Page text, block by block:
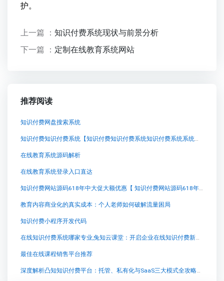
护。
上一篇 ： 知识付费系统现状与前景分析
下一篇 ： 定制在线教育系统网站
推荐阅读
知识付费网盘搜索系统
知识付费知识付费系统【知识付费知识付费系统知识付费系统系统怎么制作，知识付费系统搭建使用教程】
在线教育系统源码解析
在线教育系统登录入口直达
知识付费网站源码618年中大促大额优惠【 知识付费网站源码618年中大促大额优惠知识付费系统系统怎么制作，知识付费系统搭建使用教程】
教育内容商业化的真实成本：个人老师如何破解流量困局
知识付费小程序开发代码
在线知识付费系统哪家专业,兔知云课堂：开启企业在线知识付费新时代
最佳在线课程销售平台推荐
深度解析凸知知识付费平台：托管、私有化与SaaS三大模式全攻略与实战经验分享